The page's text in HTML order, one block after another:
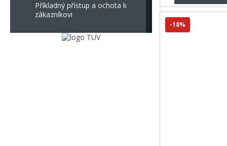
Příkladný přístup a ochota k
zákazníkovi
-18%